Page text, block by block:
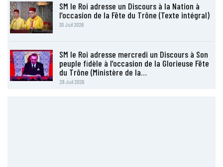
SM le Roi adresse un Discours à la Nation à
l’occasion de la Fête du Trône (Texte intégral)
30 Juil 2026
SM le Roi adresse mercredi un Discours à Son
peuple fidèle à l’occasion de la Glorieuse Fête
du Trône (Ministère de la…
29 Juil 2026